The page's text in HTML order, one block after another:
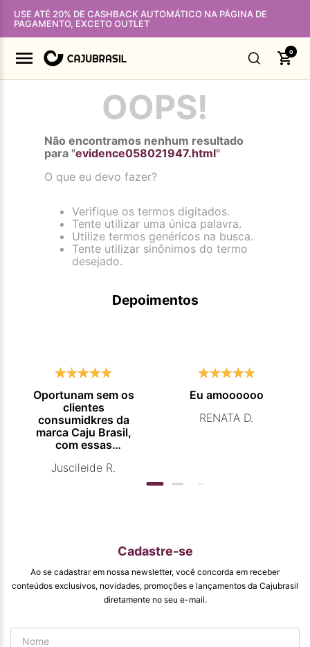
USE ATÉ 20% DE CASHBACK AUTOMÁTICO NA PÁGINA DE
PAGAMENTO, EXCETO OUTLET
0
OOPS!
Não encontramos nenhum resultado
para "evidence058021947.html"
O que eu devo fazer?
Verifique os termos digitados.
Tente utilizar uma única palavra.
Utilize termos genéricos na busca.
Tente utilizar sinônimos do termo
desejado.
Depoimentos
Oportunam sem os
clientes
consumidkres da
marca Caju Brasil,
com essas
promocionais de
qualidade que vcs
entregam. Parabéns
#
pormaiscampanhaspromorcionais.
Juscileide R.
Eu amoooooo
RENATA D.
Cadastre-se
Ao se cadastrar em nossa newsletter, você concorda em receber
conteúdos exclusivos, novidades, promoções e lançamentos da Cajubrasil
diretamente no seu e-mail.